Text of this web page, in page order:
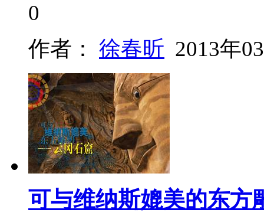
0
作者： 徐春昕 2013年
可与维纳斯媲美的东方